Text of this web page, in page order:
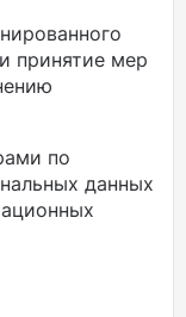
принятие мер
по
данных